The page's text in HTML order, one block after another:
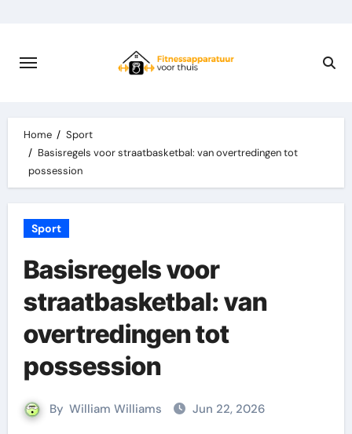
content
Home
Sport
Basisregels voor straatbasketbal: van overtredingen tot
possession
Sport
Basisregels voor
straatbasketbal: van
overtredingen tot
possession
By William Williams Jun 22, 2026